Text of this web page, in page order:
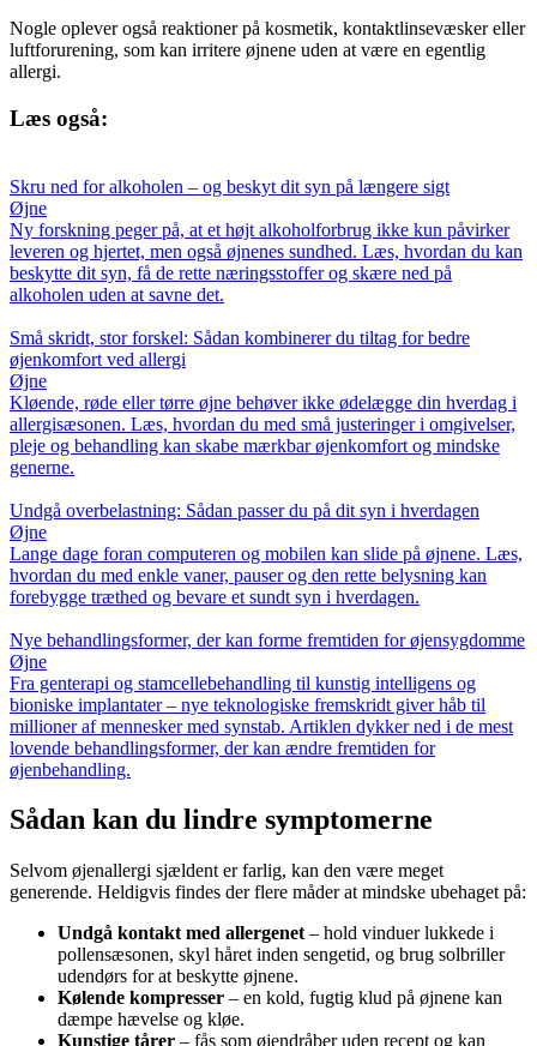
Nogle oplever også reaktioner på kosmetik, kontaktlinsevæsker eller
luftforurening, som kan irritere øjnene uden at være en egentlig
allergi.
Læs også:
Skru ned for alkoholen – og beskyt dit syn på længere sigt
Øjne
Ny forskning peger på, at et højt alkoholforbrug ikke kun påvirker
leveren og hjertet, men også øjnenes sundhed. Læs, hvordan du kan
beskytte dit syn, få de rette næringsstoffer og skære ned på
alkoholen uden at savne det.
Små skridt, stor forskel: Sådan kombinerer du tiltag for bedre
øjenkomfort ved allergi
Øjne
Kløende, røde eller tørre øjne behøver ikke ødelægge din hverdag i
allergisæsonen. Læs, hvordan du med små justeringer i omgivelser,
pleje og behandling kan skabe mærkbar øjenkomfort og mindske
generne.
Undgå overbelastning: Sådan passer du på dit syn i hverdagen
Øjne
Lange dage foran computeren og mobilen kan slide på øjnene. Læs,
hvordan du med enkle vaner, pauser og den rette belysning kan
forebygge træthed og bevare et sundt syn i hverdagen.
Nye behandlingsformer, der kan forme fremtiden for øjensygdomme
Øjne
Fra genterapi og stamcellebehandling til kunstig intelligens og
bioniske implantater – nye teknologiske fremskridt giver håb til
millioner af mennesker med synstab. Artiklen dykker ned i de mest
lovende behandlingsformer, der kan ændre fremtiden for
øjenbehandling.
Sådan kan du lindre symptomerne
Selvom øjenallergi sjældent er farlig, kan den være meget
generende. Heldigvis findes der flere måder at mindske ubehaget på:
Undgå kontakt med allergenet – hold vinduer lukkede i
pollensæsonen, skyl håret inden sengetid, og brug solbriller
udendørs for at beskytte øjnene.
Kølende kompresser – en kold, fugtig klud på øjnene kan
dæmpe hævelse og kløe.
Kunstige tårer – fås som øjendråber uden recept og kan